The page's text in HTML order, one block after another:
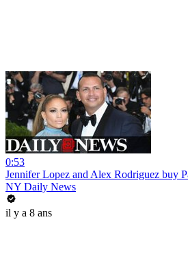
0:53
Jennifer Lopez and Alex Rodriguez buy
NY Daily News
il y a 8 ans